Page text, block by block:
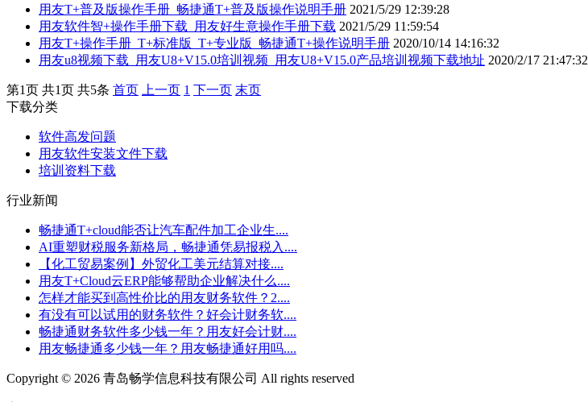
用友T+普及版操作手册_畅捷通T+普及版操作说明手册 2021/5/29 12:39:28
用友软件智+操作手册下载_用友好生意操作手册下载 2021/5/29 11:59:54
用友T+操作手册_T+标准版_T+专业版_畅捷通T+操作说明手册 2020/10/14 14:16:32
用友u8视频下载_用友U8+V15.0培训视频_用友U8+V15.0产品培训视频下载地址 2020/2/17 21:47:32
第1页 共1页 共5条 首页 上一页 1 下一页 末页
下载分类
软件高发问题
用友软件安装文件下载
培训资料下载
行业新闻
畅捷通T+cloud能否让汽车配件加工企业生....
AI重塑财税服务新格局，畅捷通凭易报税入....
【化工贸易案例】外贸化工美元结算对接....
用友T+Cloud云ERP能够帮助企业解决什么....
怎样才能买到高性价比的用友财务软件？2....
有没有可以试用的财务软件？好会计财务软....
畅捷通财务软件多少钱一年？用友好会计财....
用友畅捷通多少钱一年？用友畅捷通好用吗....
Copyright © 2026 青岛畅学信息科技有限公司 All rights reserved